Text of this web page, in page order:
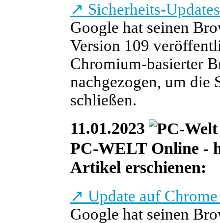
↗ Sicherheits-
Google hat seinen
Version 109
Chromium-basierter
nachgezogen, um die
schließen.
11.01.2023
PC-WELT Online -
Artikel erschienen:
↗ Update auf
Google hat seinen